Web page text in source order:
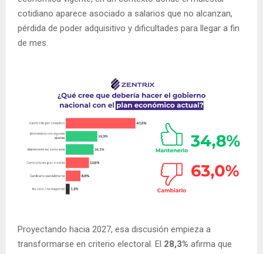
cotidiano aparece asociado a salarios que no alcanzan,
pérdida de poder adquisitivo y dificultades para llegar a fin
de mes.
Proyectando hacia 2027, esa discusión empieza a
transformarse en criterio electoral. El 28,3% afirma que